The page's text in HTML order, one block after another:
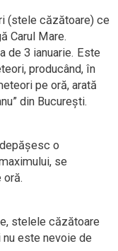
(stele căzătoare) ce
Carul Mare.
de 3 ianuarie. Este
producând, în
pe oră, arată
din București.
o
se
oră.
stelele căzătoare
este nevoie de